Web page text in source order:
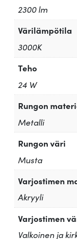
2300 lm
Värilämpötila
3000K
Teho
24 W
Rungon
Metalli
Rungon väri
Musta
Varjostimen
Akryyli
Varjostimen
Valkoinen ja